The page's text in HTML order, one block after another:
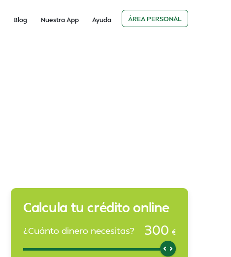
Blog Nuestra App Ayuda ÁREA PERSONAL
Calcula tu crédito online
¿Cuánto dinero necesitas? 300 €